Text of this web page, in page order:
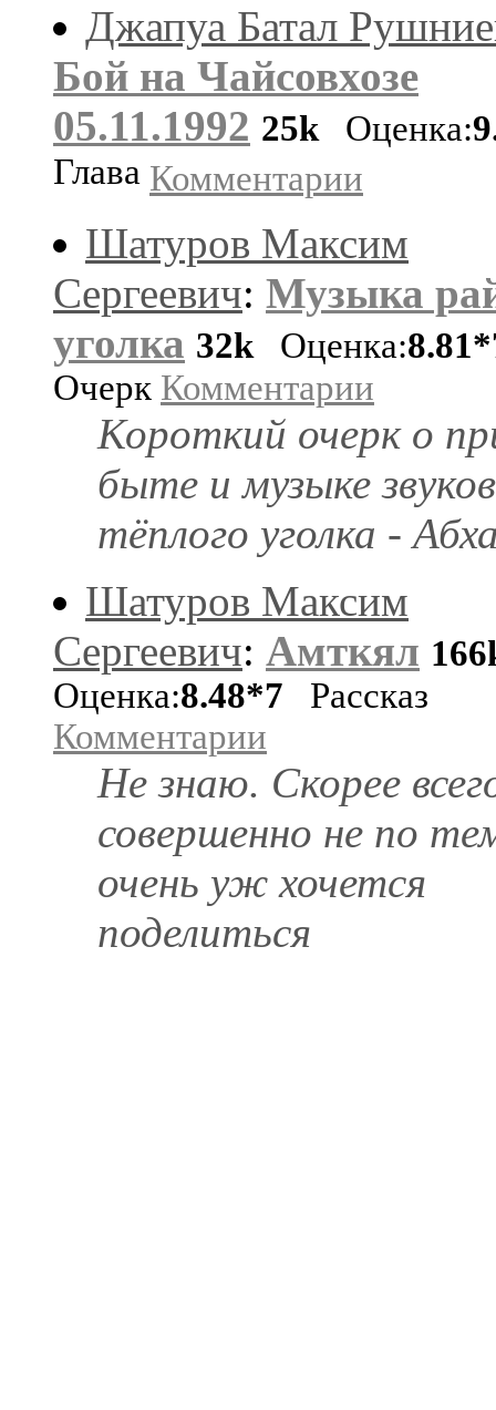
Джапуа Батал
Бой на Чайсовхозе
05.11.1992 25k Оценка:
Глава Комментарии
Шатуров Максим
Сергеевич: Музыка
уголка 32k Оценка:
Очерк Комментарии
Короткий очерк о
быте и музыке звуков
тёплого уголка -
Шатуров Максим
Сергеевич: Амткял
Оценка:8.48*7 Рассказ
Комментарии
Не знаю. Скорее
совершенно не по
очень уж хочется
поделиться